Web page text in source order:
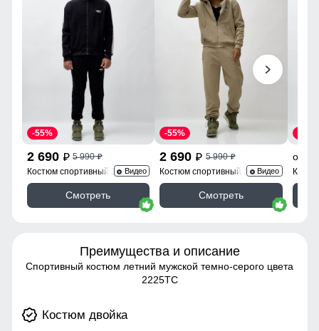
2 690 p 5 990p
-55%
Костюм спортивный 330ChВидео
Смотреть
2 690 p 5 990p
-55%
Костюм спортивный 336BВидео
Смотреть
от
Преимущества и описание
Спортивный костюм летний мужской темно-серого цвета
2225TC
Костюм двойка